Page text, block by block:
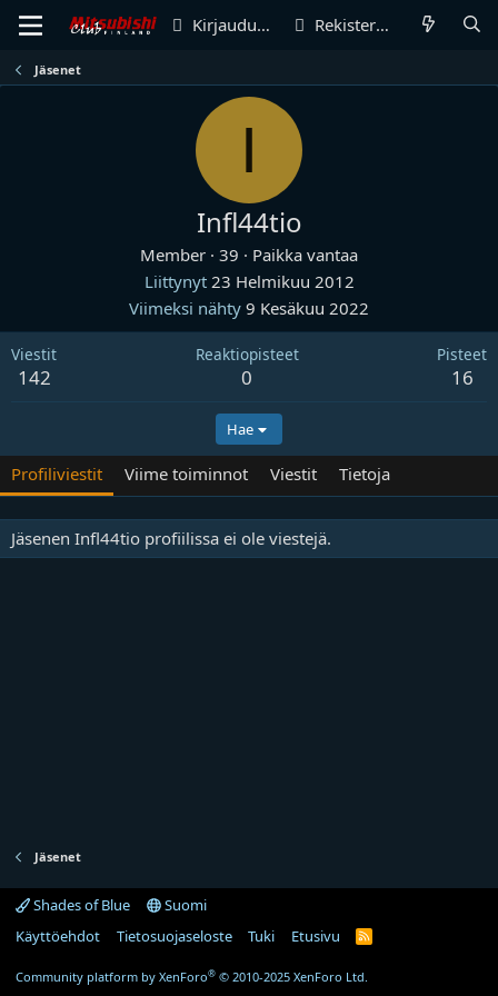
Kirjaudu sisään Rekisteröidy
Jäsenet
I
Infl44tio
Member · 39 · Paikka vantaa
Liittynyt 23 Helmikuu 2012
Viimeksi nähty 9 Kesäkuu 2022
Viestit
142
Reaktiopisteet
0
Pisteet
16
Hae
Profiliviestit Viime toiminnot Viestit Tietoja
Jäsenen Infl44tio profiilissa ei ole viestejä.
Jäsenet
Shades of Blue
Suomi
Käyttöehdot
Tietosuojaseloste Tuki Etusivu
R
Community platform by XenForo® © 2010-2025 XenForo Ltd.